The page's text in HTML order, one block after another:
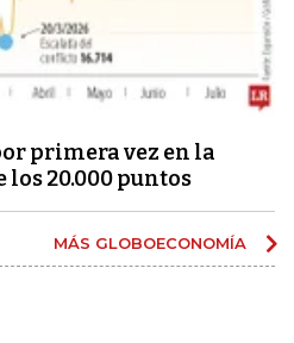
primera vez en la
20.000 puntos
MÁS GLOBOECONOMÍA